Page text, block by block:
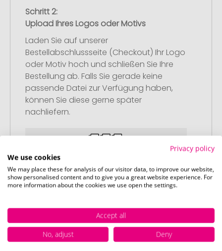
Schritt 2:
Upload Ihres Logos oder Motivs
Laden Sie auf unserer
Bestellabschlussseite (Checkout) Ihr Logo
oder Motiv hoch und schließen Sie Ihre
Bestellung ab. Falls Sie gerade keine
passende Datei zur Verfügung haben,
können Sie diese gerne später
nachliefern.
Schritt 3:
Artikelvorschau und Freigabe
Sie erhalten von uns eine kostenlose
Druckvorschau mit Ihrem Design. Sobald
Sie diese freigeben, starten wir
umgehend mit der Produktion.
Privacy policy
We use cookies
We may place these for analysis of our visitor data, to improve our website,
show personalised content and to give you a great website experience. For
more information about the cookies we use open the settings.
Accept all
No, adjust
Deny